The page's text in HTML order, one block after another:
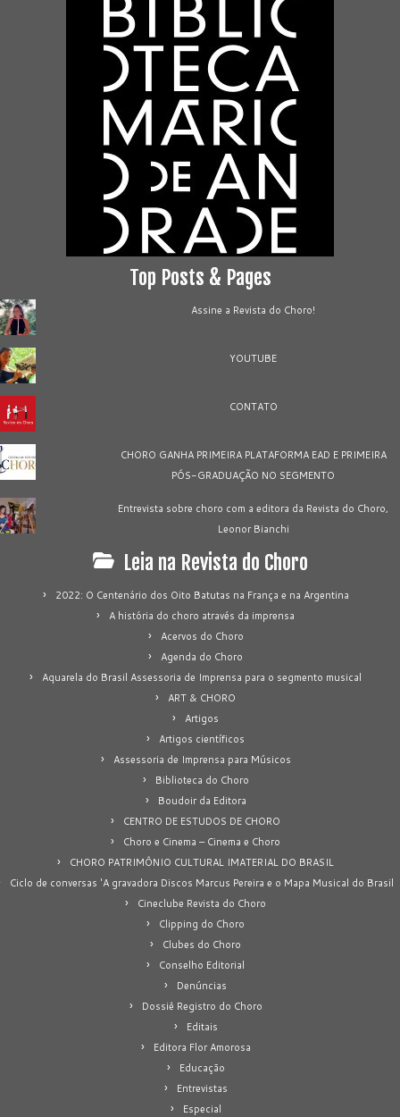
Top Posts & Pages
Assine a Revista do Choro!
YOUTUBE
CONTATO
CHORO GANHA PRIMEIRA PLATAFORMA EAD E PRIMEIRA
PÓS-GRADUAÇÃO NO SEGMENTO
Entrevista sobre choro com a editora da Revista do Choro,
Leonor Bianchi
Leia na Revista do Choro
2022: O Centenário dos Oito Batutas na França e na Argentina
A história do choro através da imprensa
Acervos do Choro
Agenda do Choro
Aquarela do Brasil Assessoria de Imprensa para o segmento musical
ART & CHORO
Artigos
Artigos científicos
Assessoria de Imprensa para Músicos
Biblioteca do Choro
Boudoir da Editora
CENTRO DE ESTUDOS DE CHORO
Choro e Cinema – Cinema e Choro
CHORO PATRIMÔNIO CULTURAL IMATERIAL DO BRASIL
Ciclo de conversas 'A gravadora Discos Marcus Pereira e o Mapa Musical do Brasil
Cineclube Revista do Choro
Clipping do Choro
Clubes do Choro
Conselho Editorial
Denúncias
Dossiê Registro do Choro
Editais
Editora Flor Amorosa
Educação
Entrevistas
Especial